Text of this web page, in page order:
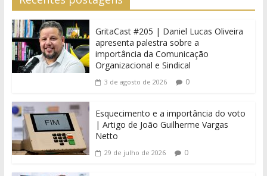
GritaCast #205 | Daniel Lucas Oliveira
apresenta palestra sobre a
importância da Comunicação
Organizacional e Sindical
3 de agosto de 2026 0
Esquecimento e a importância do voto
| Artigo de João Guilherme Vargas
Netto
29 de julho de 2026 0